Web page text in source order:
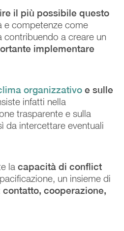
il più possibile questo
e competenze come
contribuendo a creare un
implementare
organizzativo e sulle
infatti nella
trasparente e sulla
da intercettare eventuali
la capacità di conflict
un insieme di
contatto, cooperazione,